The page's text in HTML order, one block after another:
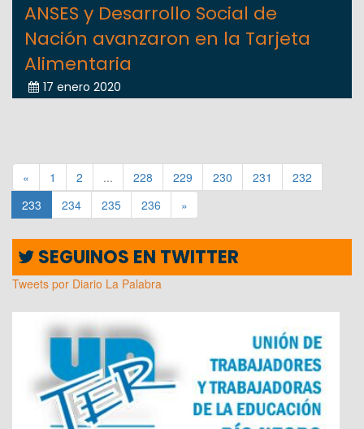
ANSES y Desarrollo Social de
Nación avanzaron en la Tarjeta
Alimentaria
17 enero 2020
« 1 2 ... 228 229 230 231
232
233
234 235 236 »
SEGUINOS EN TWITTER
Tweets por Diario La Palabra